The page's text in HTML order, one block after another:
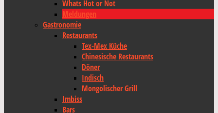
Whats Hot or Not
Meldungen
Gastronomie
Restaurants
Tex-Mex Küche
Chinesische Restaurants
Döner
Indisch
Mongolischer Grill
Imbiss
Bars